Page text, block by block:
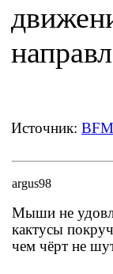
Источник:
argus98
Мыши не
кактусы
чем чёрт не